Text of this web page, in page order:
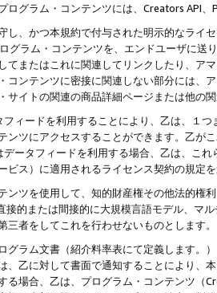
ログラム・コンテンツには、Creators API
し、かつ本規約で付与された明示的なライ
グラム・コンテンツを、エンドユーザに
てまたはこれに関連してリンクしたり、ア
コンテンツに密接に関連しない部分には、
サイトの関連の商品詳細ページまたは他の
フィードを利用することにより、乙は、１
ンツにアクセスすることができます。乙が
データフィードを利用する場合、乙は、こ
ビス）に適用されるライセンス契約の規定
ンツを使用して、知的財産権その他法的権
接的または間接的に大規模言語モデル、マ
三者をしてこれを行わせないものとします。
グラム文書（紹介料率表にて定義します。
、乙に対して書面で通知することにより、
る場合、乙は、プログラム・コンテンツ（